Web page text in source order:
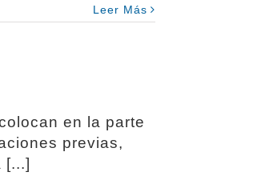
Leer Más
en la parte
previas,
[...]